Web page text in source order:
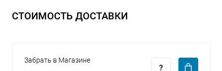
СТОИМОСТЬ ДОСТАВКИ
Забрать в Магазине